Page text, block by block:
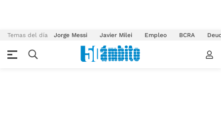
Temas del día Jorge Messi Javier Milei Empleo BCRA